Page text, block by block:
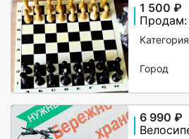
1 500 ₽
Категория
Город
6 990 ₽